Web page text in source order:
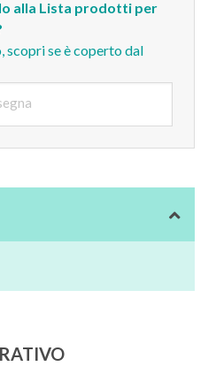
alla Lista prodotti per
scopri se è coperto dal